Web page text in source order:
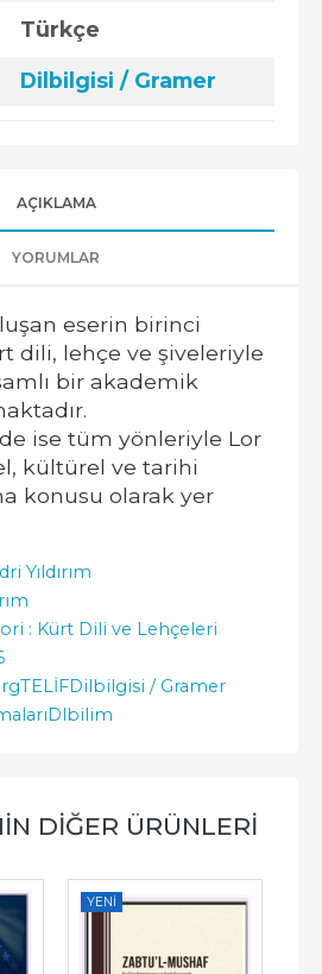
Türkçe
Dilbilgisi / Gramer
AÇIKLAMA
YORUMLAR
eserin birinci
dili, lehçe ve şiveleriyle
bir akademik
ise tüm yönleriyle Lor
kültürel ve tarihi
konusu olarak yer
Yıldırım
: Kürt Dili ve Lehçeleri
Dilbilgisi / Gramer
Dlbilim
DIĞER ÜRÜNLERI
YENI